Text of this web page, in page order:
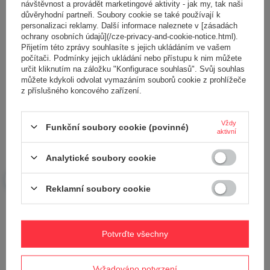
Přidejte vlastní obrázek produktu:
Vaše jméno
Váš e-mail
POLOŽIT OTÁZKU
návštěvnost a provádět marketingové aktivity - jak my, tak naši
důvěryhodní partneři. Soubory cookie se také používají k
personalizaci reklamy. Další informace naleznete v [zásadách
ochrany osobních údajů](/cze-privacy-and-cookie-notice.html).
Přijetím této zprávy souhlasíte s jejich ukládáním ve vašem
počítači. Podmínky jejich ukládání nebo přístupu k nim můžete
určit kliknutím na záložku "Konfigurace souhlasů". Svůj souhlas
můžete kdykoli odvolat vymazáním souborů cookie z prohlížeče
z příslušného koncového zařízení.
Funkční soubory cookie (povinné)
Vždy
aktivní
Analytické soubory cookie
Reklamní soubory cookie
Potvrďte všechny